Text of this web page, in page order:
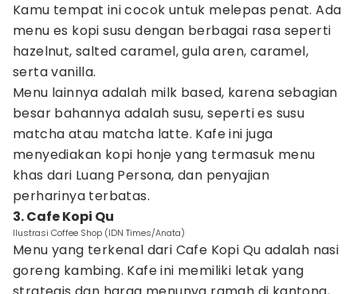
Kamu tempat ini cocok untuk melepas penat. Ada
menu es kopi susu dengan berbagai rasa seperti
hazelnut, salted caramel, gula aren, caramel,
serta vanilla.
Menu lainnya adalah milk based, karena sebagian
besar bahannya adalah susu, seperti es susu
matcha atau matcha latte. Kafe ini juga
menyediakan kopi honje yang termasuk menu
khas dari Luang Persona, dan penyajian
perharinya terbatas.
3. Cafe Kopi Qu
Ilustrasi Coffee Shop (IDN Times/Anata)
Menu yang terkenal dari Cafe Kopi Qu adalah nasi
goreng kambing. Kafe ini memiliki letak yang